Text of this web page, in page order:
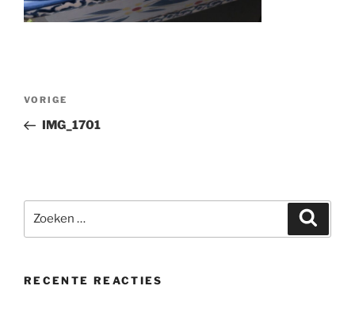
Bericht
Vorig
bericht
VORIGE
IMG_1701
naar:
RECENTE REACTIES